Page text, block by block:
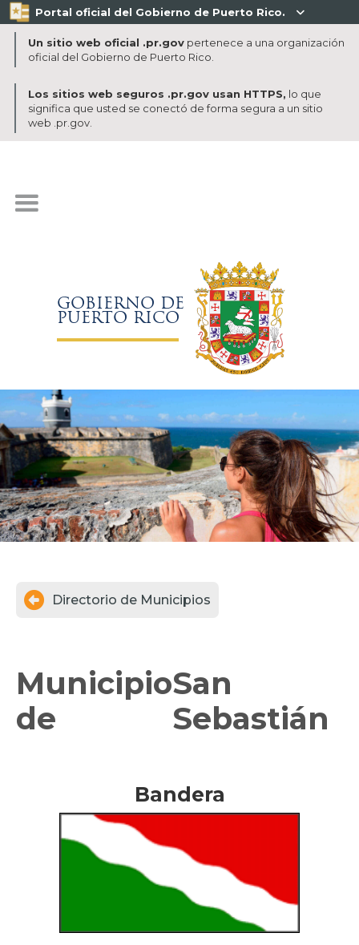
Portal oficial del Gobierno de Puerto Rico. 
Un sitio web oficial .pr.govpertenece a una organización
oficial del Gobierno de Puerto Rico.
Los sitios web seguros .pr.gov usan HTTPS, lo que
significa que usted se conectó de forma segura a un sitio
web .pr.gov.
GOBIERNO DE
PUERTO RICO
 Directorio de Municipios
Municipio
de
San
Sebastián
Bandera